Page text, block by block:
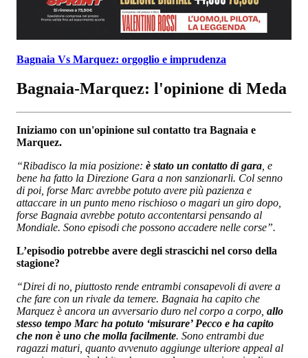
Bagnaia Vs Marquez: orgoglio e imprudenza
Bagnaia-Marquez: l'opinione di Meda
Iniziamo con un'opinione sul contatto tra Bagnaia e
Marquez.
“Ribadisco la mia posizione: è stato un contatto di gara , e
bene ha fatto la Direzione Gara a non sanzionarli. Col senno
di poi, forse Marc avrebbe potuto avere più pazienza e
attaccare in un punto meno rischioso o magari un giro dopo,
forse Bagnaia avrebbe potuto accontentarsi pensando al
Mondiale. Sono episodi che possono accadere nelle corse”.
L’episodio potrebbe avere degli strascichi nel corso della
stagione?
“Direi di no, piuttosto rende entrambi consapevoli di avere a
che fare con un rivale da temere. Bagnaia ha capito che
Marquez è ancora un avversario duro nel corpo a corpo, allo
stesso tempo Marc ha potuto ‘misurare’ Pecco e ha capito
che non è uno che molla facilmente. Sono entrambi due
ragazzi maturi, quanto avvenuto aggiunge ulteriore appeal al